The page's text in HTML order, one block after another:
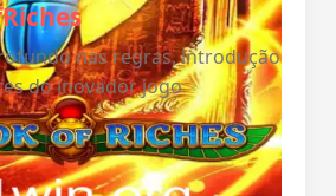
nas regras, introdução
do inovador jogo